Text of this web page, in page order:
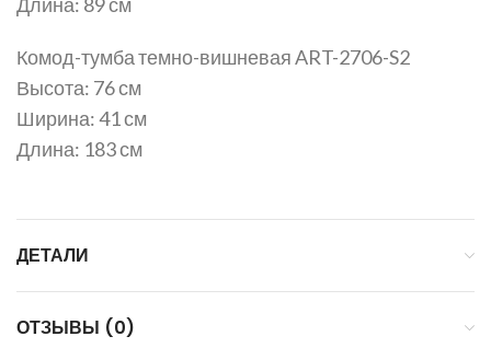
Комод-тумба темно-вишневая ART-2706-S2
Высота: 76 см
Ширина: 41 см
Длина: 183 см
ДЕТАЛИ
ОТЗЫВЫ (0)